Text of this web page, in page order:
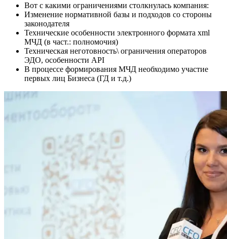
Вот с какими ограничениями столкнулась компания:
Изменение нормативной базы и подходов со стороны
законодателя
Технические особенности электронного формата xml
МЧД (в част.: полномочия)
Техническая неготовность\ ограничения операторов
ЭДО, особенности API
В процессе формирования МЧД необходимо участие
первых лиц Бизнеса (ГД и т.д.)